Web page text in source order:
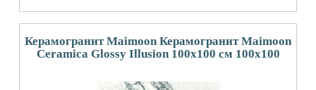
Керамогранит Maimoon Керамогранит Maimoon
Ceramica Glossy Illusion 100х100 см 100x100